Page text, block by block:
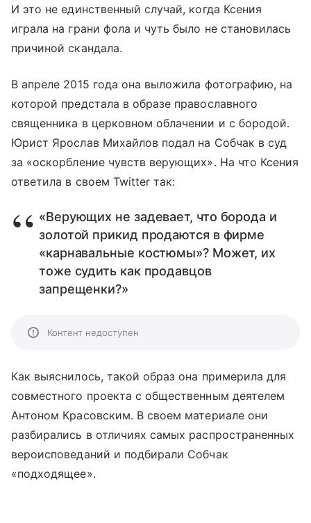
И это не единственный случай, когда Ксения
играла на грани фола и чуть было не становилась
причиной скандала.
В апреле 2015 года она выложила фотографию, на
которой предстала в образе православного
священника в церковном облачении и с бородой.
Юрист Ярослав Михайлов подал на Собчак в суд
за «оскорбление чувств верующих». На что Ксения
ответила в своем Twitter так:
«Верующих не задевает, что борода и
золотой прикид продаются в фирме
«карнавальные костюмы»? Может, их
тоже судить как продавцов
запрещенки?»
Контент недоступен
Как выяснилось, такой образ она примерила для
совместного проекта с общественным деятелем
Антоном Красовским. В своем материале они
разбирались в отличиях самых распространенных
вероисповеданий и подбирали Собчак
«подходящее».